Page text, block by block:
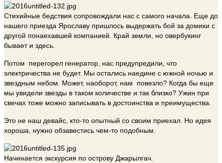
Стихийные бедствия сопровождали нас с самого начала. Еще до
нашего приезда Ярославу пришлось выдержать бой за домики с
другой понаехавшей компанией. Край земли, но овербукинг
бывает и здесь.
Потом перегорел генератор, нас предупредили, что
электричества не будет. Мы остались наедине с южной ночью и
звездным небом. Может, наоборот, нам повезло? Когда бы еще
мы увидели звезды в таком количестве и так близко? Ужин при
свечах тоже можно записывать в достоинства и преимущества.
Это не наш девайс, кто-то опытный со своим приехал. Но идея
хороша, нужно обзавестись чем-то подобным.
Начинается экскурсия по острову Джарылгач.